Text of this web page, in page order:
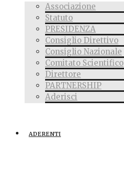
Associazione
Statuto
PRESIDENZA
Consiglio Direttivo
Consiglio Nazionale
Comitato Scientifico
Direttore
PARTNERSHIP
Aderisci
ADERENTI